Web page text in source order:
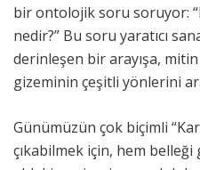
bir ontolojik soru soruyor:
nedir?” Bu soru yaratıcı
derinleşen bir arayışa,
gizeminin çeşitli yönlerini
Günümüzün çok biçimli
çıkabilmek için, hem